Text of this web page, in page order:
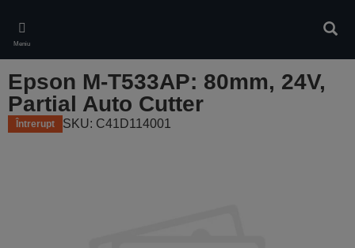
main
content
Meniu
Epson M-T533AP: 80mm, 24V,
Partial Auto Cutter
Întrerupt SKU: C41D114001